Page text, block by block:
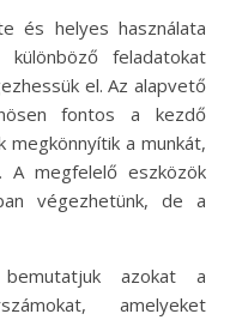
és helyes használata
feladatokat
el. Az alapvető
fontos a kezdő
megkönnyítik a munkát,
A megfelelő eszközök
végezhetünk, de a
azokat a
amelyeket